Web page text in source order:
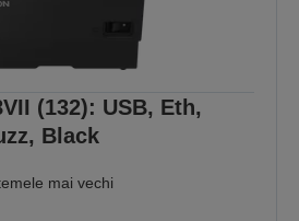
(132): USB, Eth,
Black
mai vechi